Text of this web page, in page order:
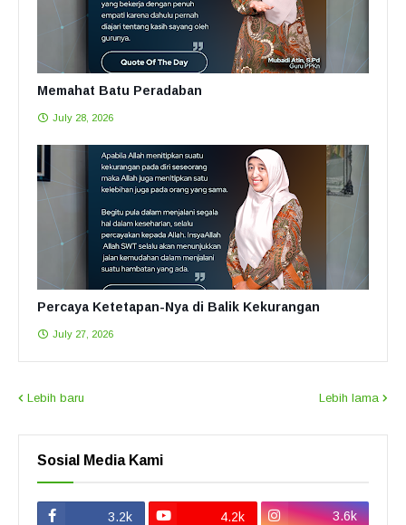
Memahat Batu Peradaban
July 28, 2026
Percaya Ketetapan-Nya di Balik Kekurangan
July 27, 2026
Lebih baru Lebih lama
Sosial Media Kami
3.2k 4.2k 3.6k